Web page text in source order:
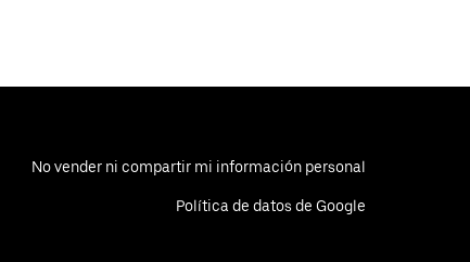
No vender ni compartir mi información personal
Política de datos de Google